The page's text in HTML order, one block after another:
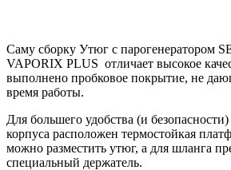
Саму сборку Утюг с парогенератором
VAPORIX PLUS отличает высокое
выполнено пробковое покрытие, не
время работы.
Для большего удобства (и
корпуса расположен термостойкая
можно разместить утюг, а для шланга
специальный держатель.